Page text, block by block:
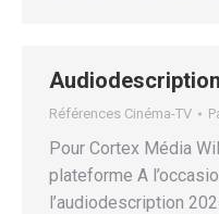
Références Cinéma-TV
Pour Cortex Média
plateforme A
l’audiodescription